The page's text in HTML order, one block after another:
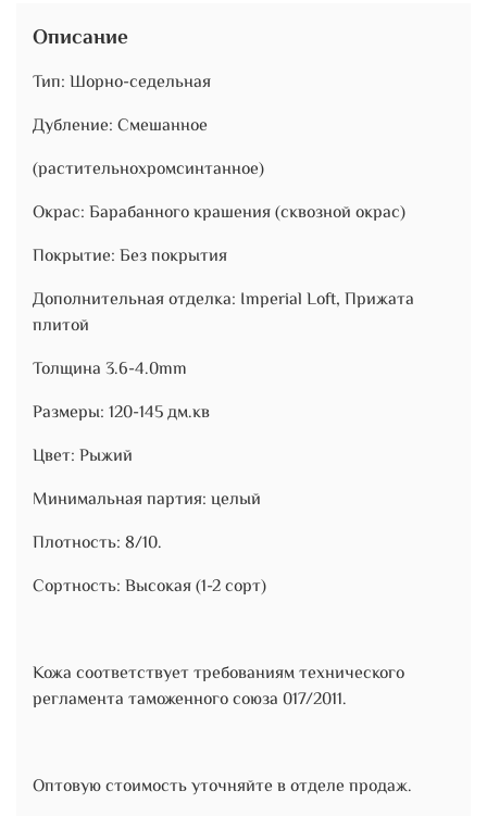
Описание
Тип: Шорно-седельная
Дубление: Смешанное
(растительнохромсинтанное)
Окрас: Барабанного крашения (сквозной окрас)
Покрытие: Без покрытия
Дополнительная отделка: Imperial Loft, Прижата
плитой
Толщина 3.6-4.0mm
Размеры: 120-145 дм.кв
Цвет: Рыжий
Минимальная партия: целый
Плотность: 8/10.
Сортность: Высокая (1-2 сорт)
Кожа соответствует требованиям технического
регламента таможенного союза 017/2011.
Оптовую стоимость уточняйте в отделе продаж.